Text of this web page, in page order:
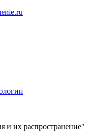
и их распространение"